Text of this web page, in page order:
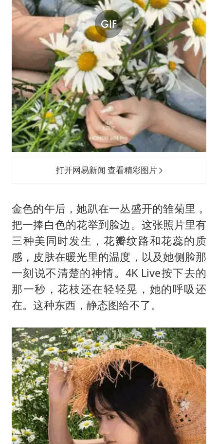
打开网易新闻 查看精彩图片
金色的午后，她趴在一丛盛开的雏菊里，
把一捧白色的花举到脸边。这张照片里有
三种美同时发生，花瓣纹路和花蕊的质
感，皮肤在暖光里的温度，以及她侧脸那
一刻说不清楚的神情。4K Live按下去的
那一秒，花枝还在轻轻晃，她的呼吸还
在。这种东西，静态图给不了。